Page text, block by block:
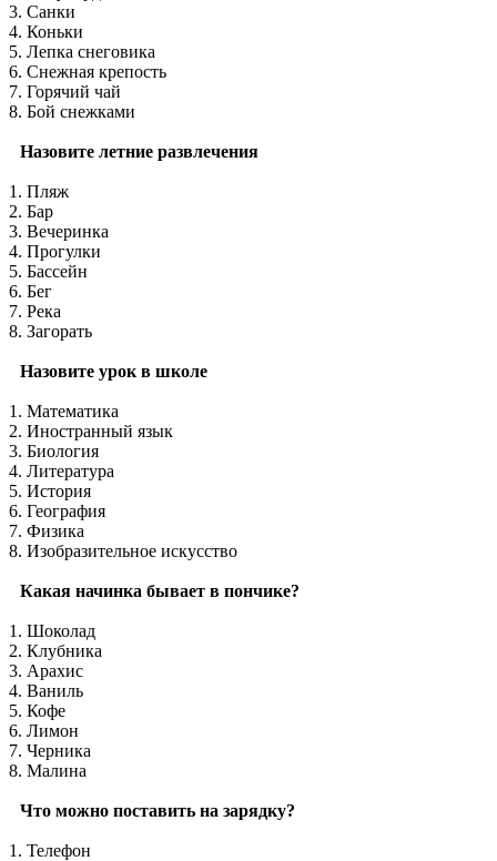
3. Санки
4. Коньки
5. Лепка снеговика
6. Снежная крепость
7. Горячий чай
8. Бой снежками
Назовите летние развлечения
1. Пляж
2. Бар
3. Вечеринка
4. Прогулки
5. Бассейн
6. Бег
7. Река
8. Загорать
Назовите урок в школе
1. Математика
2. Иностранный язык
3. Биология
4. Литература
5. История
6. География
7. Физика
8. Изобразительное искусство
Какая начинка бывает в пончике?
1. Шоколад
2. Клубника
3. Арахис
4. Ваниль
5. Кофе
6. Лимон
7. Черника
8. Малина
Что можно поставить на зарядку?
1. Телефон